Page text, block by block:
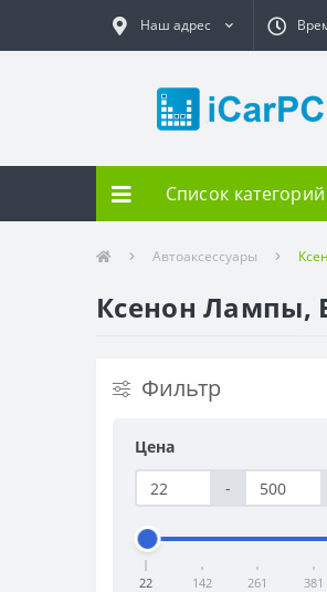
Наш адрес
Список категорий
Автоаксессуары
Ксенон Лампы,
Фильтр
Цена
-
22 142 261 381